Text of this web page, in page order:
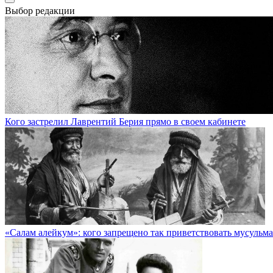
Выбор редакции
Кого застрелил Лаврентий Берия прямо в своем кабинете
«Салам алейкум»: кого запрещено так приветствовать